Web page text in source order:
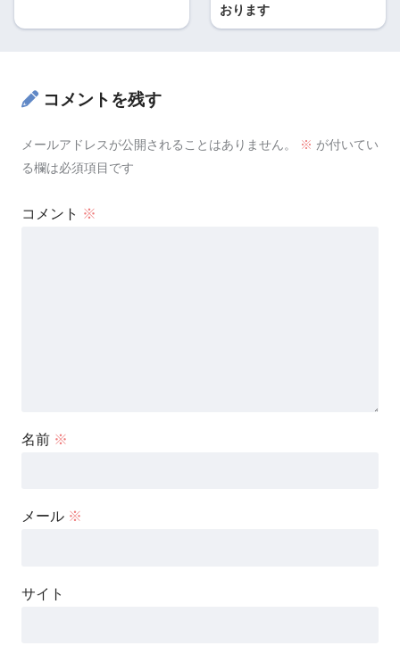
おります
コメントを残す
メールアドレスが公開されることはありません。 ※ が付いてい
る欄は必須項目です
コメント ※
名前 ※
メール ※
サイト